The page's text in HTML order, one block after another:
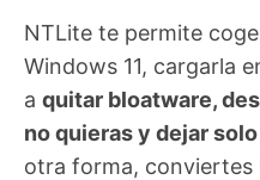
NTLite te permite
Windows 11, cargarla
a quitar bloatware,
no quieras y dejar
otra forma, conviertes